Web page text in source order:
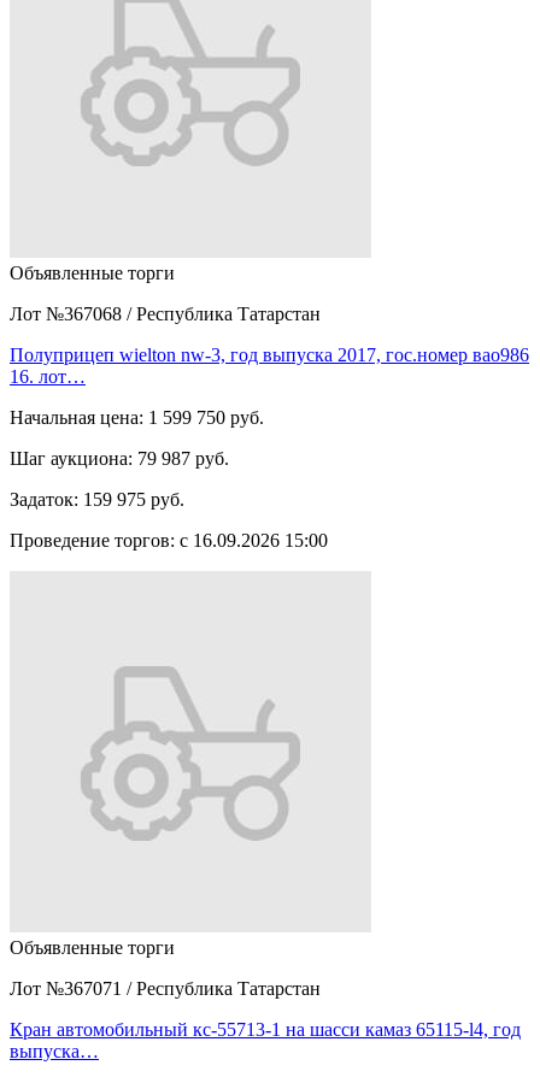
Объявленные торги
Лот №367068 / Республика Татарстан
Полуприцеп wielton nw-3, год выпуска 2017, гос.номер вао986
16. лот…
Начальная цена: 1 599 750 руб.
Шаг аукциона: 79 987 руб.
Задаток: 159 975 руб.
Проведение торгов: с 16.09.2026 15:00
Объявленные торги
Лот №367071 / Республика Татарстан
Кран автомобильный кс-55713-1 на шасси камаз 65115-l4, год
выпуска…